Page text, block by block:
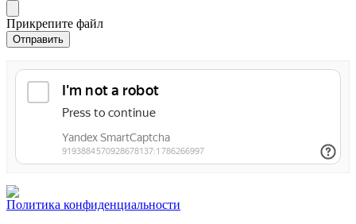
Прикрепите файл
Политика конфиденциальности